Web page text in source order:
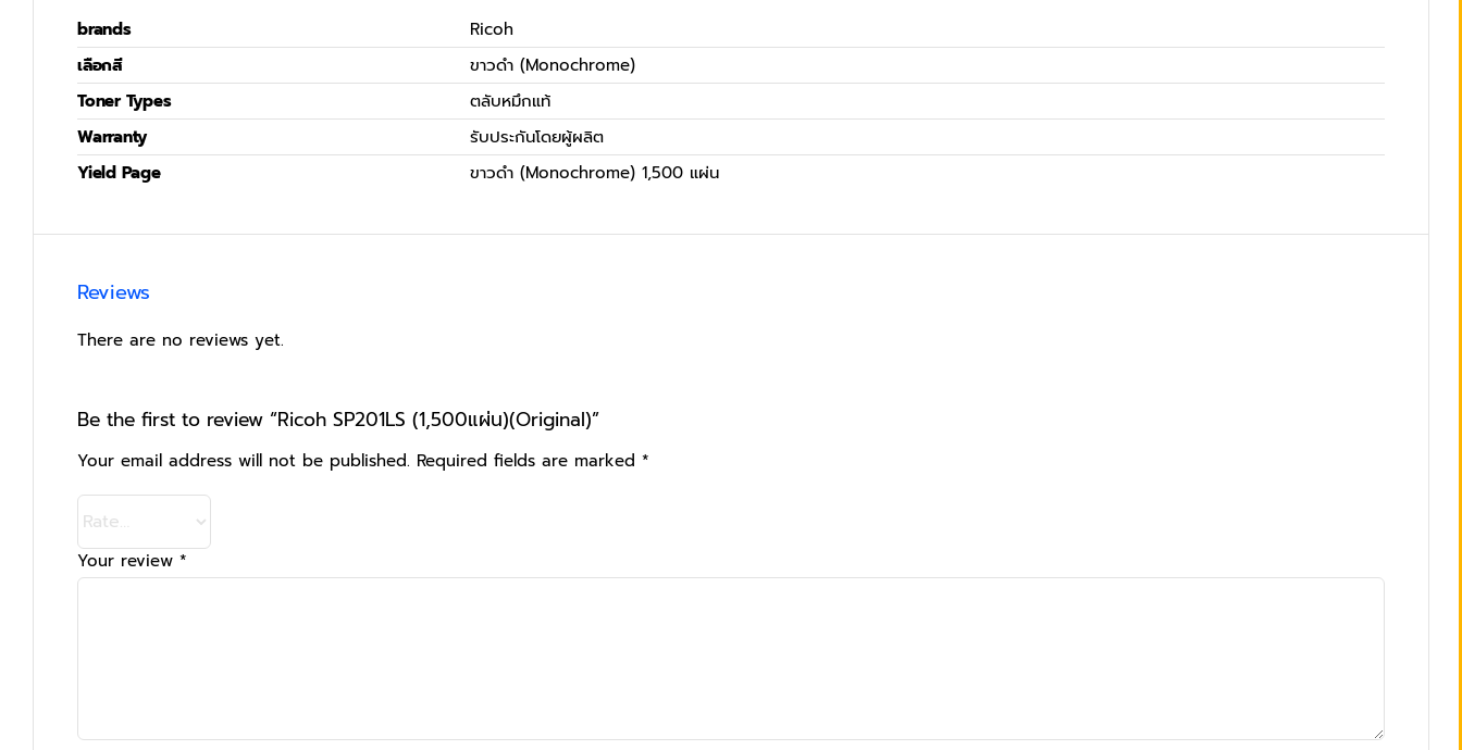
brands
Ricoh
เลือกสี
ขาวดำ (Monochrome)
Toner Types
ตลับหมึกแท้
Warranty
รับประกันโดยผู้ผลิต
Yield Page
ขาวดำ (Monochrome) 1,500 แผ่น
Reviews
There are no reviews yet.
Be the first to review “Ricoh SP201LS (1,500แผ่น)(Original)”
Your email address will not be published. Required fields are marked *
Your review *